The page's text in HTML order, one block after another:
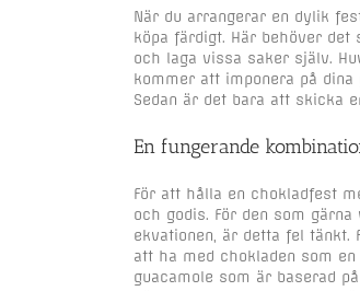
När du arrangerar en dylik
köpa färdigt. Här behöver
och laga vissa saker själv.
kommer att imponera på
Sedan är det bara att skicka
En fungerande
För att hålla en chokladfest
och godis. För den som
ekvationen, är detta fel
att ha med chokladen som
guacamole som är baserad